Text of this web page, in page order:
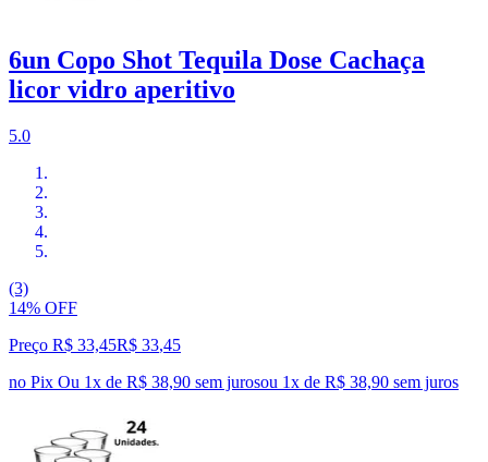
6un Copo Shot Tequila Dose Cachaça
licor vidro aperitivo
5.0
(3)
14% OFF
Preço R$ 33,45R$ 33,45
no Pix Ou 1x de R$ 38,90 sem jurosou 1x de R$ 38,90 sem juros